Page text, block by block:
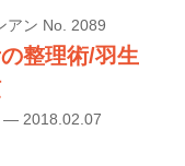
アン No. 2089
整理術/羽生
— 2018.02.07